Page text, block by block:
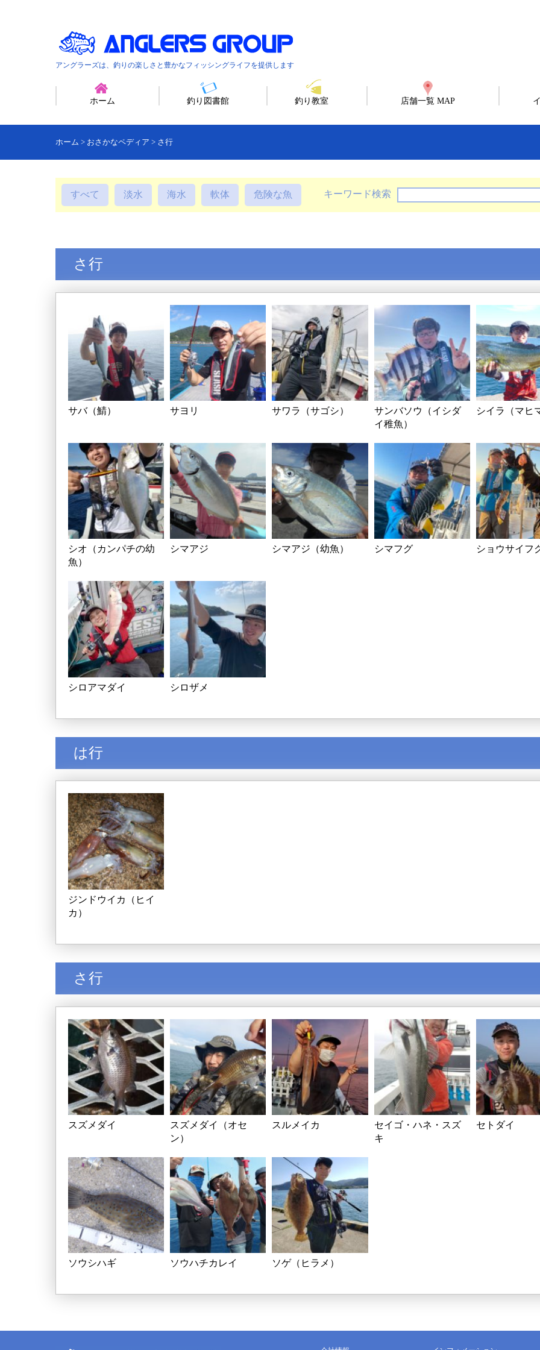
アングラーズは、釣りの楽しさと豊かなフィッシングライフを提供します
ホーム 釣り図書館 釣り教室 店舗一覧 MAP
ホーム > おさかなペディア > さ行
すべて 淡水 海水 軟体 危険な魚 キーワード検索
さ行
サバ（鯖） サヨリ サワラ（サゴシ）
サンバソウ（イシダ
イ稚魚）
シイラ（マヒ
シオ（カンパチの幼
魚）
シマアジ シマアジ（幼魚） シマフグ ショウサイフ
シロアマダイ シロザメ
は行
ジンドウイカ（ヒイ
カ）
さ行
スズメダイ
スズメダイ（オセ
ン）
スルメイカ
セイゴ・ハネ・スズ
キ
セトダイ
ソウシハギ ソウハチカレイ ソゲ（ヒラメ）